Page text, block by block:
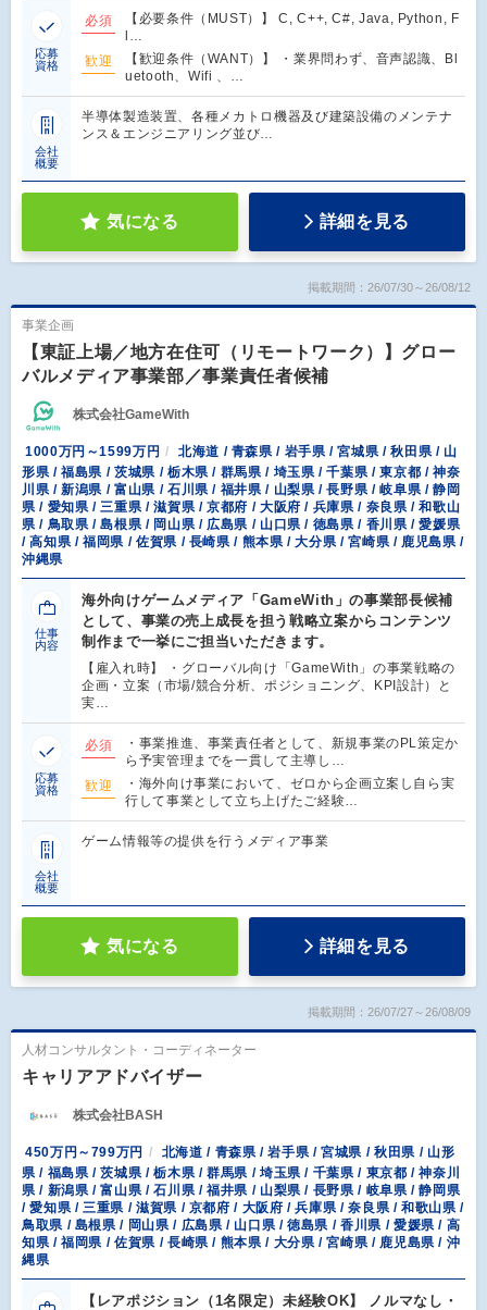
応募
資格
必須
【必要条件（MUST）】 C, C++, C#, Java, Python, F
l…
歓迎
【歓迎条件（WANT）】 ・業界問わず、音声認識、Bl
uetooth、Wifi 、…
会社
概要
半導体製造装置、各種メカトロ機器及び建築設備のメンテナ
ンス＆エンジニアリング並び…
気になる 詳細を見る
掲載期間：26/07/30～26/08/12
事業企画
【東証上場／地方在住可（リモートワーク）】グロー
バルメディア事業部／事業責任者候補
株式会社GameWith
1000万円～1599万円
北海道 / 青森県 / 岩手県 / 宮城県 / 秋田県 / 山
形県 / 福島県 / 茨城県 / 栃木県 / 群馬県 / 埼玉県 / 千葉県 / 東京都 / 神奈
川県 / 新潟県 / 富山県 / 石川県 / 福井県 / 山梨県 / 長野県 / 岐阜県 / 静岡
県 / 愛知県 / 三重県 / 滋賀県 / 京都府 / 大阪府 / 兵庫県 / 奈良県 / 和歌山
県 / 鳥取県 / 島根県 / 岡山県 / 広島県 / 山口県 / 徳島県 / 香川県 / 愛媛県
/ 高知県 / 福岡県 / 佐賀県 / 長崎県 / 熊本県 / 大分県 / 宮崎県 / 鹿児島県 /
沖縄県
仕事
内容
海外向けゲームメディア「GameWith」の事業部長候補
として、事業の売上成長を担う戦略立案からコンテンツ
制作まで一挙にご担当いただきます。
【雇入れ時】 ・グローバル向け「GameWith」の事業戦略の
企画・立案（市場/競合分析、ポジショニング、KPI設計）と
実…
応募
資格
必須
・事業推進、事業責任者として、新規事業のPL策定か
ら予実管理までを一貫して主導し…
歓迎
・海外向け事業において、ゼロから企画立案し自ら実
行して事業として立ち上げたご経験…
会社
概要
ゲーム情報等の提供を行うメディア事業
気になる 詳細を見る
掲載期間：26/07/27～26/08/09
人材コンサルタント・コーディネーター
キャリアアドバイザー
株式会社BASH
450万円～799万円
北海道 / 青森県 / 岩手県 / 宮城県 / 秋田県 / 山形
県 / 福島県 / 茨城県 / 栃木県 / 群馬県 / 埼玉県 / 千葉県 / 東京都 / 神奈川
県 / 新潟県 / 富山県 / 石川県 / 福井県 / 山梨県 / 長野県 / 岐阜県 / 静岡県
/ 愛知県 / 三重県 / 滋賀県 / 京都府 / 大阪府 / 兵庫県 / 奈良県 / 和歌山県 /
鳥取県 / 島根県 / 岡山県 / 広島県 / 山口県 / 徳島県 / 香川県 / 愛媛県 / 高
知県 / 福岡県 / 佐賀県 / 長崎県 / 熊本県 / 大分県 / 宮崎県 / 鹿児島県 / 沖
縄県
【レアポジション（1名限定）未経験OK】 ノルマなし・